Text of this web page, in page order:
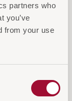
partners who
you’ve
from your use
auch